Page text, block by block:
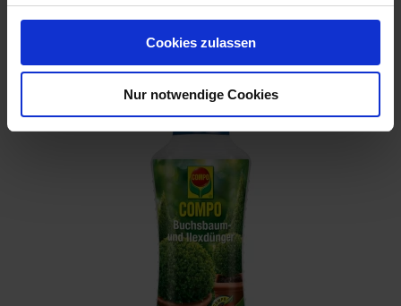
Cookies zulassen
Nur notwendige Cookies
Artikel-Nr.: 7001499-01